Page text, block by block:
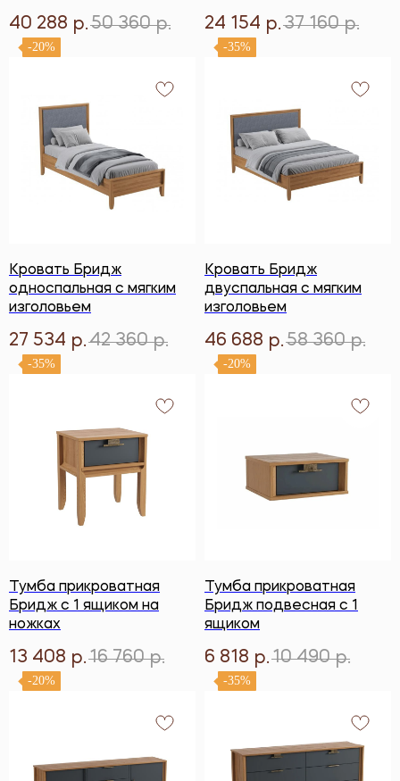
40 288 р. 50 360 р.
-20%
24 154 р. 37 160 р.
-35%
Кровать Бридж
односпальная с мягким
изголовьем
27 534 р. 42 360 р.
-35%
Кровать Бридж
двуспальная с мягким
изголовьем
46 688 р. 58 360 р.
-20%
Тумба прикроватная
Бридж с 1 ящиком на
ножках
13 408 р. 16 760 р.
-20%
Тумба прикроватная
Бридж подвесная с 1
ящиком
6 818 р. 10 490 р.
-35%